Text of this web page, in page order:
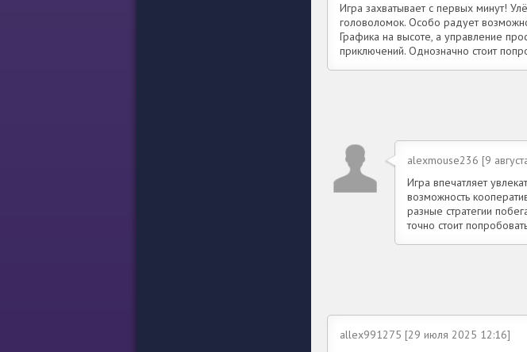
Игра захватывает с первых минут!
головоломок. Особо радует
Графика на высоте, а управление
приключений. Однозначно стоит
alexmouse236 [9
Игра впечатляет
возможность
разные стратегии
точно стоит
allex991275 [29 июля 2025 12:16]